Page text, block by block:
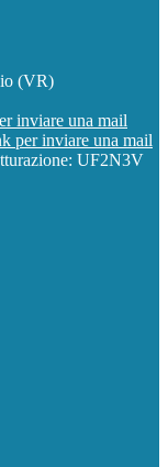
(VR)
inviare una mail
per inviare una mail
UF2N3V